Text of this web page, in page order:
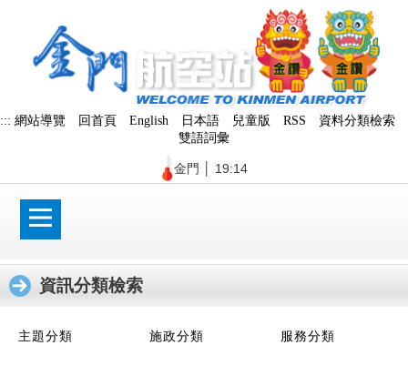
塊
::: 網站導覽 回首頁 English 日本語 兒童版 RSS
資料分類檢索
雙語詞彙
金門 19:14
資訊分類檢索
:::主題分類 施政分類 服務分類